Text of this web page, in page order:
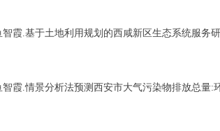
智霞.基于土地利用规划的西咸新区生态系统服务
智霞.情景分析法预测西安市大气污染物排放总量: